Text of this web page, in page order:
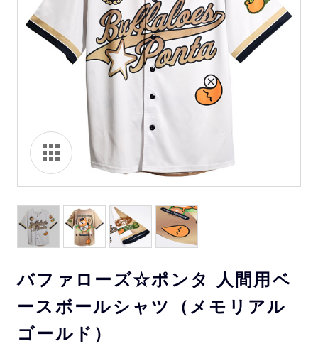
バファローズ☆ポンタ 人間用ベ
ースボールシャツ（メモリアル
ゴールド）